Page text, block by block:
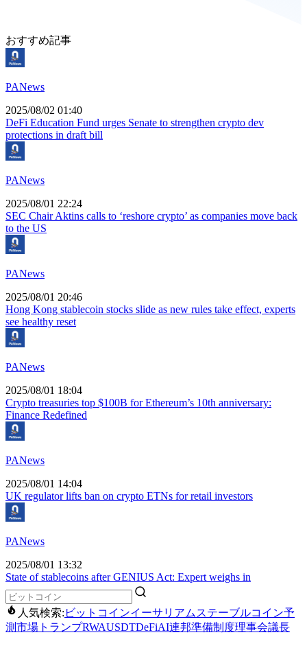
おすすめ記事
PANews
2025/08/02 01:40
DeFi Education Fund urges Senate to strengthen crypto dev
protections in draft bill
PANews
2025/08/01 22:24
SEC Chair Aktins calls to ‘reshore crypto’ as companies move back
to the US
PANews
2025/08/01 20:46
Hong Kong stablecoin stocks slide as new rules take effect, experts
see healthy reset
PANews
2025/08/01 18:04
Crypto treasuries top $100B for Ethereum’s 10th anniversary:
Finance Redefined
PANews
2025/08/01 14:04
UK regulator lifts ban on crypto ETNs for retail investors
PANews
2025/08/01 13:32
State of stablecoins after GENIUS Act: Expert weighs in
人気検索: ビットコインイーサリアム ステーブルコイン予
測市場 トランプRWAUSDTDeFiAI連邦準備制度理事会議長